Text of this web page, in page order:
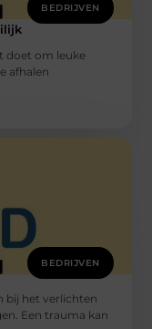
BEDRIJVEN
doet om leuke
afhalen
BEDRIJVEN
bij het verlichten
Een trauma kan